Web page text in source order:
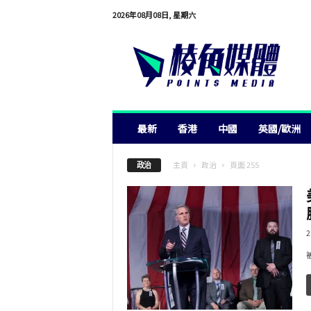
2026年08月08日, 星期六
最新 香港 中國 英國/歐洲
政治 主頁 政治 頁面 255